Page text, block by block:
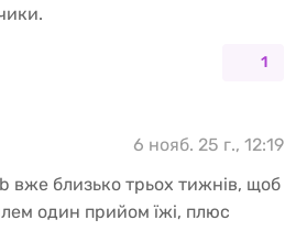
1
6 нояб. 25 г., 12:19
вже близько трьох тижнів, щоб
один прийом їжі, плюс